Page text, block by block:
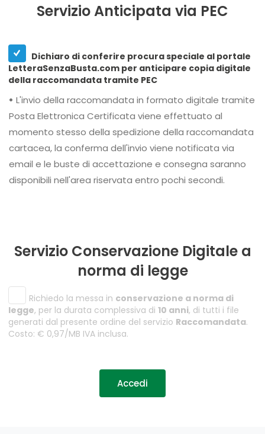
Servizio Anticipata via PEC
Dichiaro di conferire procura speciale al portale
LetteraSenzaBusta.com per anticipare copia digitale
della raccomandata tramite PEC
• L'invio della raccomandata in formato digitale tramite
Posta Elettronica Certificata viene effettuato al
momento stesso della spedizione della raccomandata
cartacea, la conferma dell'invio viene notificata via
email e le buste di accettazione e consegna saranno
disponibili nell'area riservata entro pochi secondi.
Servizio Conservazione Digitale a
norma di legge
Richiedo la messa in conservazione a norma di
legge, per la durata complessiva di 10 anni, di tutti i file
generati dal presente ordine del servizio Raccomandata.
Costo: € 0,97/MB IVA inclusa.
Accedi